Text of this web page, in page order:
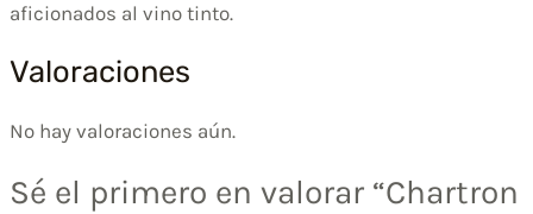
aficionados al vino tinto.
Valoraciones
No hay valoraciones aún.
Sé el primero en valorar “Chartron